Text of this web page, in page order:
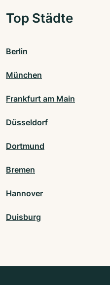
Top Städte
Berlin
München
Frankfurt am Main
Düsseldorf
Dortmund
Bremen
Hannover
Duisburg